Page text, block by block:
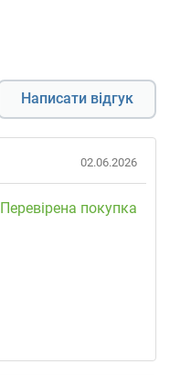
Написати відгук
02.06.2026
Перевірена покупка